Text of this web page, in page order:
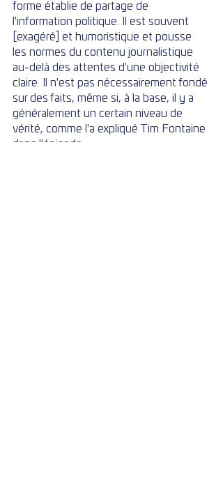
forme établie de partage de
l'information politique. Il est souvent
[exagéré] et humoristique et pousse
les normes du contenu journalistique
au-delà des attentes d'une objectivité
claire. Il n'est pas nécessairement fondé
sur des faits, même si, à la base, il y a
généralement un certain niveau de
vérité, comme l'a expliqué Tim Fontaine
dans l'épisode.